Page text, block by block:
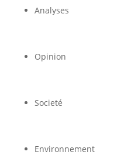
Analyses
Opinion
Societé
Environnement